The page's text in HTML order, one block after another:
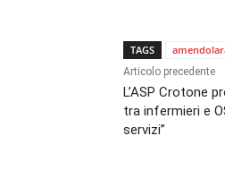
TAGS
Articolo precedente
L’ASP Crotone
tra infermieri e
servizi”